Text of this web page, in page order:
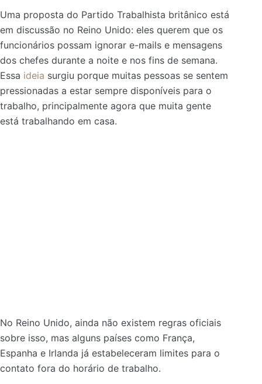
Uma proposta do Partido Trabalhista britânico está
em discussão no Reino Unido: eles querem que os
funcionários possam ignorar e-mails e mensagens
dos chefes durante a noite e nos fins de semana.
Essa ideia surgiu porque muitas pessoas se sentem
pressionadas a estar sempre disponíveis para o
trabalho, principalmente agora que muita gente
está trabalhando em casa.
No Reino Unido, ainda não existem regras oficiais
sobre isso, mas alguns países como França,
Espanha e Irlanda já estabeleceram limites para o
contato fora do horário de trabalho.